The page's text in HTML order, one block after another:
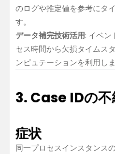
のログや推定値を参考にタ
す。
データ補完技術活用: イベン
セス時間から欠損タイムス
ンピュテーションを利用しま
3. Case IDの不
症状
同一プロセスインスタンス